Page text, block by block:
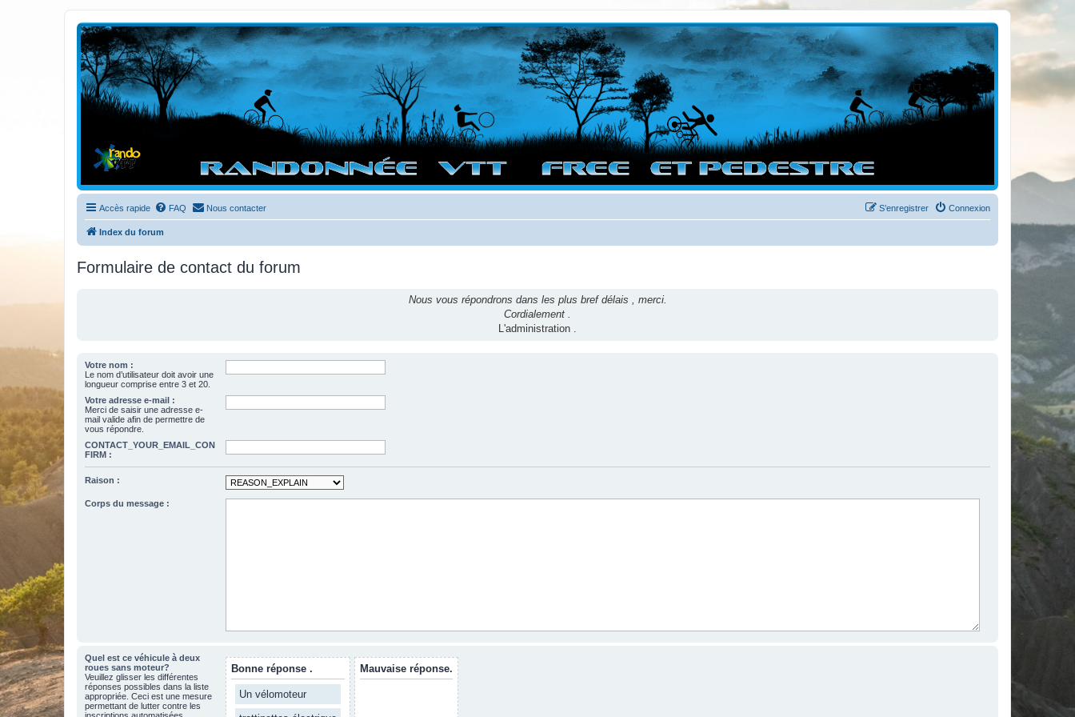
Randovttfree.fr
Bienvenue sur le site des randos vtt et pédestre de Bretagne . Bonne navigation sur le site et bonnes randos dans l'Ouest !
Accès rapide FAQ Nous contacter Connexion
S’enregistrer
Index du forum
Formulaire de contact du forum
Nous vous répondrons dans les plus bref délais , merci.
Cordialement .
L'administration .
Votre nom :
Le nom d’utilisateur doit avoir une
longueur comprise entre 3 et 20.
Votre adresse e-mail :
Merci de saisir une adresse e-
mail valide afin de permettre de
vous répondre.
CONTACT_YOUR_EMAIL_CON
FIRM :
Raison :
Corps du message :
Quel est ce véhicule à deux
roues sans moteur?
Veuillez glisser les différentes
réponses possibles dans la liste
appropriée. Ceci est une mesure
permettant de lutter contre les
Bonne réponse .
Un vélomoteur
Mauvaise réponse.